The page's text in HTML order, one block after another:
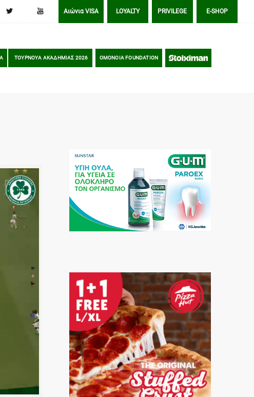
Αιώνια VISA LOYALTY PRIVILEGE E-SHOP
ΤΟΥΡΝΟΥΑ ΑΚΑΔΗΜΙΑΣ 2026 OMONOIA FOUNDATION STOIXIMAN